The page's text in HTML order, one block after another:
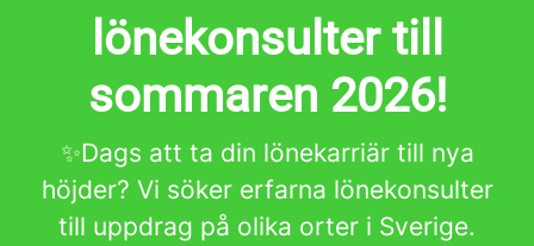
lönekonsulter till
sommaren 2026!
✨Dags att ta din lönekarriär till nya
höjder? Vi söker erfarna lönekonsulter
till uppdrag på olika orter i Sverige.